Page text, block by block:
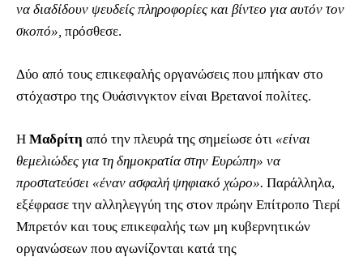
να διαδίδουν ψευδείς πληροφορίες και βίντεο για αυτόν τον
σκοπό», πρόσθεσε.
Δύο από τους επικεφαλής οργανώσεις που μπήκαν στο
στόχαστρο της Ουάσινγκτον είναι Βρετανοί πολίτες.
Η Μαδρίτη από την πλευρά της σημείωσε ότι «είναι
θεμελιώδες για τη δημοκρατία στην Ευρώπη» να
προστατεύσει «έναν ασφαλή ψηφιακό χώρο». Παράλληλα,
εξέφρασε την αλληλεγγύη της στον πρώην Επίτροπο Τιερί
Μπρετόν και τους επικεφαλής των μη κυβερνητικών
οργανώσεων που αγωνίζονται κατά της